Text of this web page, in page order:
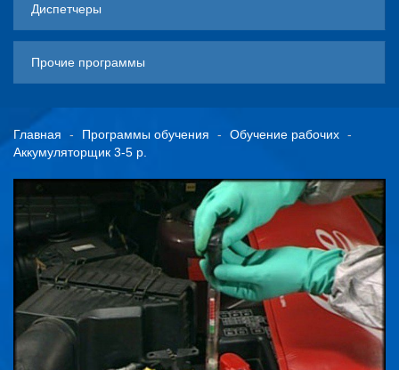
Диспетчеры
Прочие программы
Главная Программы обучения
Обучение рабочих
Аккумуляторщик 3-5 р.